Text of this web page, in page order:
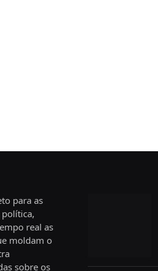
para as
real as
moldam o
sobre os